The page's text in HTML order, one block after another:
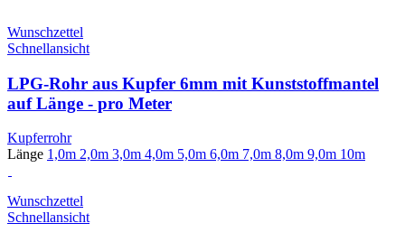
Wunschzettel
Schnellansicht
LPG-Rohr aus Kupfer 6mm mit Kunststoffmantel
auf Länge - pro Meter
Kupferrohr
Länge 1,0m 2,0m 3,0m 4,0m 5,0m 6,0m 7,0m 8,0m 9,0m 10m
Wunschzettel
Schnellansicht